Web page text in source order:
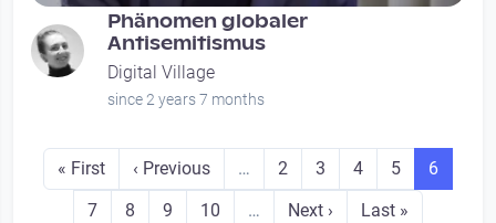
Phänomen globaler
Antisemitismus
Digital Village
since 2 years 7 months
Seitennummerierung
First page
« First Previous page
‹ Previous … Seite
2 Seite
3 Seite
4 Seite
5 Seite
6
Seite
7 Seite
8 Seite
9 Seite
10 … Next page
Next › Last page
Last »